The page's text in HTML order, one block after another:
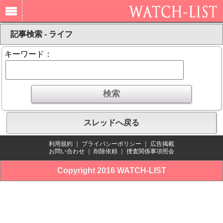
記事検索 - ライフ
キーワード：
スレッドへ戻る
利用規約 プライバシーポリシー
広告掲載
お問い合わせ
削除依頼 捜査関係事項照会
Copyright 2016 WATCH-LIST